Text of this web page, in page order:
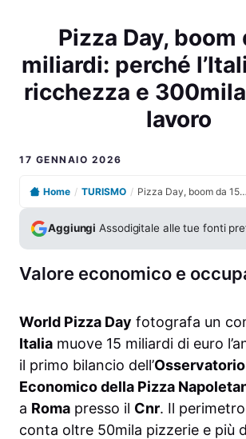
Pizza Day, boom
miliardi: perché
ricchezza e
lavoro
17 GENNAIO 2026
Home / TURISMO / Pizza Day, boom da 15 miliardi: perché l’Italia sforna ricchezza e 300mila posti di lavoro
Aggiungi Assodigitale alle tue fonti
Valore economico e
World Pizza Day fotografa un
Italia muove 15 miliardi di euro
il primo bilancio dell’
Economico della Pizza
a Roma presso il Cnr. Il
conta oltre 50mila pizzerie e più